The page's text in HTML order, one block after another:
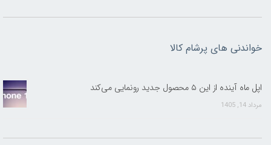
خواندنی های پرشام کالا
اپل ماه آینده از این ۵ محصول جدید رونمایی می‌کند
مرداد 14, 1405